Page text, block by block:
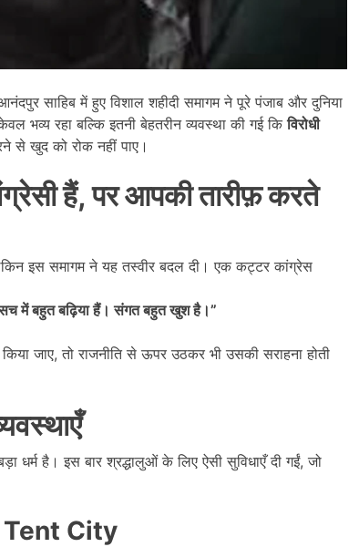
साहिब में हुए विशाल शहीदी समागम ने पूरे पंजाब और दुनिया
भव्य रहा बल्कि इतनी बेहतरीन व्यवस्था की गई किविरोधी
से खुद को रोक नहीं पाए।
हैं,पर आपकी तारीफ़ करते
इस समागम ने यह तस्वीर बदल दी। एक कट्टर कांग्रेस
में बहुत बढ़िया हैं। संगत बहुत खुश है।”
जाए, तो राजनीति से ऊपर उठकर भी उसकी सराहना होती
धर्म है। इस बार श्रद्धालुओं के लिए ऐसी सुविधाएँ दी गईं, जो
Tent City